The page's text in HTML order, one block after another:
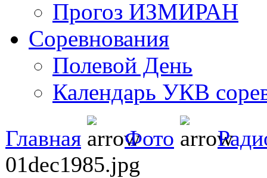
Прогоз ИЗМИРАН
Соревнования
Полевой День
Календарь УКВ
Главная Фото
01dec1985.jpg